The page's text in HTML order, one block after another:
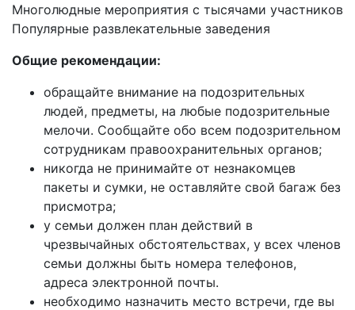
Многолюдные мероприятия с тысячами участников
Популярные развлекательные заведения
Общие рекомендации:
обращайте внимание на подозрительных
людей, предметы, на любые подозрительные
мелочи. Сообщайте обо всем подозрительном
сотрудникам правоохранительных органов;
никогда не принимайте от незнакомцев
пакеты и сумки, не оставляйте свой багаж без
присмотра;
у семьи должен план действий в
чрезвычайных обстоятельствах, у всех членов
семьи должны быть номера телефонов,
адреса электронной почты.
необходимо назначить место встречи, где вы